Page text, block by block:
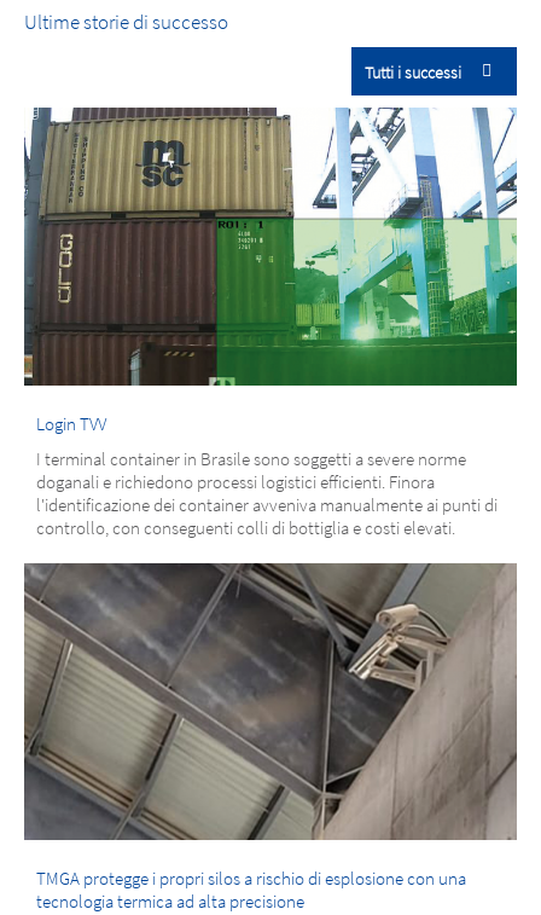
Ultime storie di successo
Tutti i successi
Login TVV
I terminal container in Brasile sono soggetti a severe norme
doganali e richiedono processi logistici efficienti. Finora
l'identificazione dei container avveniva manualmente ai punti di
controllo, con conseguenti colli di bottiglia e costi elevati.
TMGA protegge i propri silos a rischio di esplosione con una
tecnologia termica ad alta precisione